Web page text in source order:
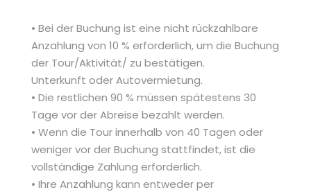
• Bei der Buchung ist eine nicht rückzahlbare
Anzahlung von 10 % erforderlich, um die Buchung
der Tour/Aktivität/ zu bestätigen.
Unterkunft oder Autovermietung.
• Die restlichen 90 % müssen spätestens 30
Tage vor der Abreise bezahlt werden.
• Wenn die Tour innerhalb von 40 Tagen oder
weniger vor der Buchung stattfindet, ist die
vollständige Zahlung erforderlich.
• Ihre Anzahlung kann entweder per